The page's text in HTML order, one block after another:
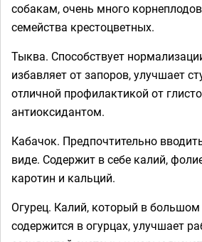
собакам, очень много
семейства крестоцветных.
Тыква. Способствует
избавляет от запоров, улучшает
отличной профилактикой от
антиоксидантом.
Кабачок. Предпочтительно
виде. Содержит в себе калий,
каротин и кальций.
Огурец. Калий, который в большом
содержится в огурцах, улучшает